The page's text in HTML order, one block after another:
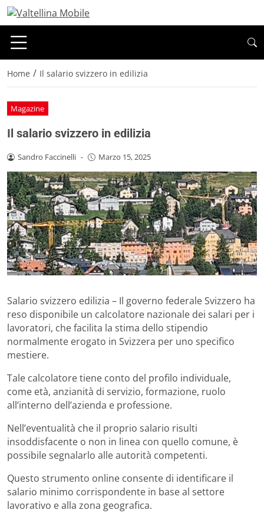
Home / Il salario svizzero in edilizia
Magazine
Il salario svizzero in edilizia
Sandro Faccinelli - Marzo 15, 2025
Salario svizzero edilizia – Il governo federale Svizzero ha
reso disponibile un calcolatore nazionale dei salari per i
lavoratori, che facilita la stima dello stipendio
normalmente erogato in Svizzera per uno specifico
mestiere.
Tale calcolatore tiene conto del profilo individuale,
come età, anzianità di servizio, formazione, ruolo
all’interno dell’azienda e professione.
Nell’eventualità che il proprio salario risulti
insoddisfacente o non in linea con quello comune, è
possibile segnalarlo alle autorità competenti.
Questo strumento online consente di identificare il
salario minimo corrispondente in base al settore
lavorativo e alla zona geografica.